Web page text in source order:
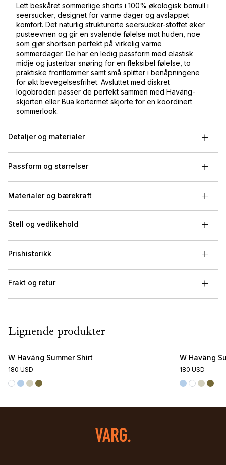
Lett beskåret sommerlige shorts i 100% økologisk bomull i
seersucker, designet for varme dager og avslappet
komfort. Det naturlig strukturerte seersucker-stoffet øker
pusteevnen og gir en svalende følelse mot huden, noe
som gjør shortsen perfekt på virkelig varme
sommerdager. De har en ledig passform med elastisk
midje og justerbar snøring for en fleksibel følelse, to
praktiske frontlommer samt små splitter i benåpningene
for økt bevegelsesfrihet. Avsluttet med diskret
logobroderi passer de perfekt sammen med Haväng-
skjorten eller Bua kortermet skjorte for en koordinert
sommerlook.
Detaljer og materialer
Passform og størrelser
Materialer og bærekraft
Stell og vedlikehold
Prishistorikk
Frakt og retur
Lignende produkter
W Haväng Summer Shirt
180 USD
W Haväng
180 USD